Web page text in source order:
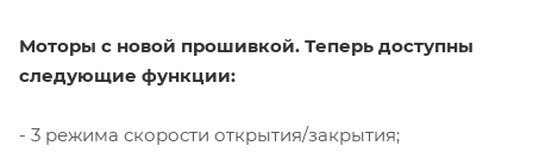
Моторы с новой прошивкой. Теперь доступны
следующие функции:
- 3 режима скорости открытия/закрытия;